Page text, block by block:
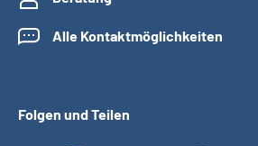
Alle Kontaktmöglichkeiten
Folgen und Teilen